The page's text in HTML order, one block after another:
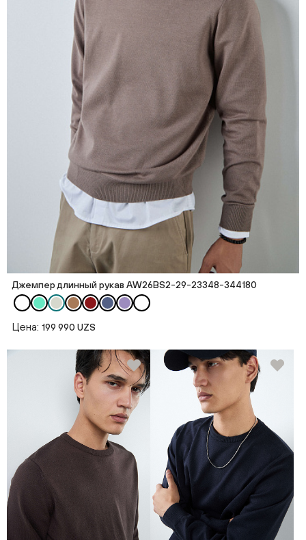
Джемпер длинный рукав AW26BS2-29-23348-344180
Цена: 199 990 UZS